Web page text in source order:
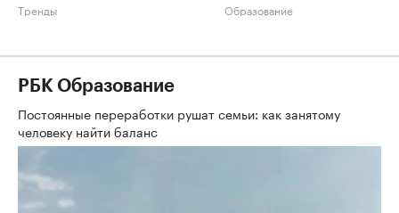
Тренды Образование
РБК Образование
Постоянные переработки рушат семьи: как занятому
человеку найти баланс